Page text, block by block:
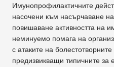
Имунопрофилактичните
насочени към насърчаване
повишаване активността на
неминуемо помага на
с атаките на
предизвикващи типичните за